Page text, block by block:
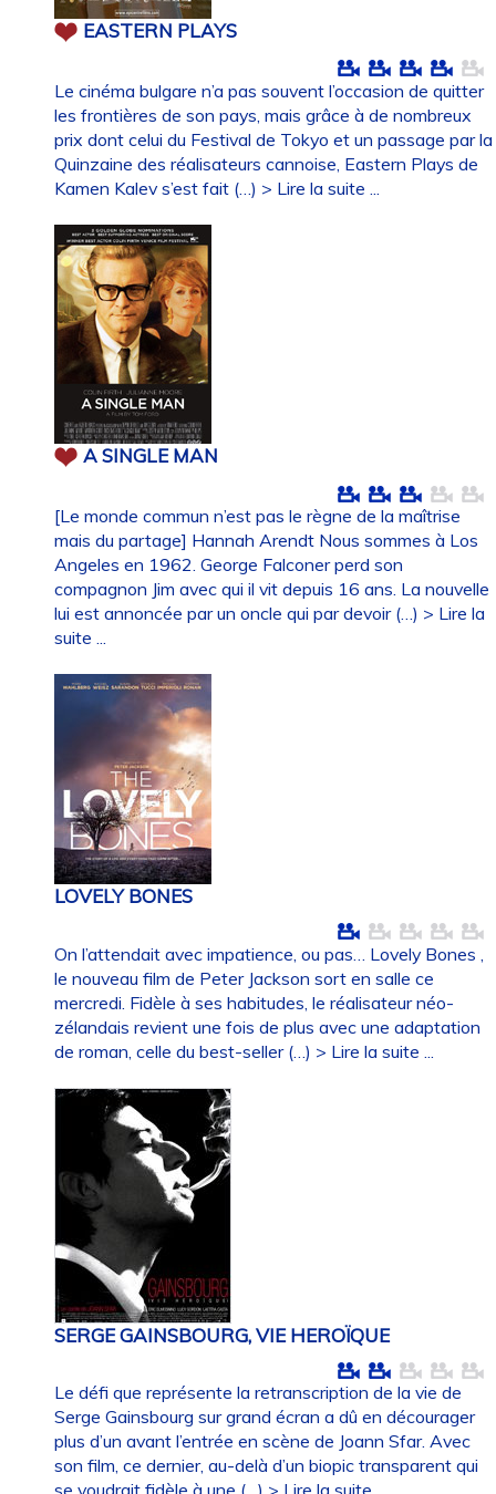
EASTERN PLAYS
Le cinéma bulgare n’a pas souvent l’occasion de quitter
les frontières de son pays, mais grâce à de nombreux
prix dont celui du Festival de Tokyo et un passage par la
Quinzaine des réalisateurs cannoise, Eastern Plays de
Kamen Kalev s’est fait (…) > Lire la suite ...
A SINGLE MAN
[Le monde commun n’est pas le règne de la maîtrise
mais du partage] Hannah Arendt Nous sommes à Los
Angeles en 1962. George Falconer perd son
compagnon Jim avec qui il vit depuis 16 ans. La nouvelle
lui est annoncée par un oncle qui par devoir (…) > Lire la
suite ...
LOVELY BONES
On l’attendait avec impatience, ou pas… Lovely Bones ,
le nouveau film de Peter Jackson sort en salle ce
mercredi. Fidèle à ses habitudes, le réalisateur néo-
zélandais revient une fois de plus avec une adaptation
de roman, celle du best-seller (…) > Lire la suite ...
SERGE GAINSBOURG, VIE HEROÏQUE
Le défi que représente la retranscription de la vie de
Serge Gainsbourg sur grand écran a dû en décourager
plus d’un avant l’entrée en scène de Joann Sfar. Avec
son film, ce dernier, au-delà d’un biopic transparent qui